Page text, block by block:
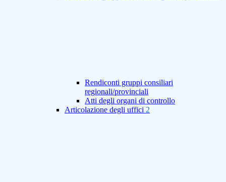
Rendiconti gruppi consiliari
regionali/provinciali
Atti degli organi di controllo
Articolazione degli uffici 2